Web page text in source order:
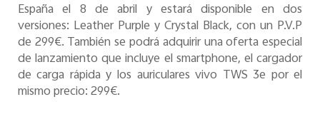
España el 8 de abril y estará disponible en dos
versiones: Leather Purple y Crystal Black, con un P.V.P
de 299€. También se podrá adquirir una oferta especial
de lanzamiento que incluye el smartphone, el cargador
de carga rápida y los auriculares vivo TWS 3e por el
mismo precio: 299€.